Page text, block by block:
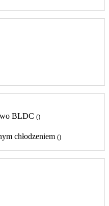
BLDC ()
chłodzeniem ()